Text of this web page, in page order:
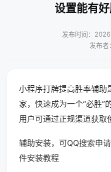
设置能有
发布时间：
发布者
小程序打牌提高胜率辅助
家，快速成为一个“必胜”
用户可通过正规渠道获取
辅助安装，可QQ搜索申
件安装教程